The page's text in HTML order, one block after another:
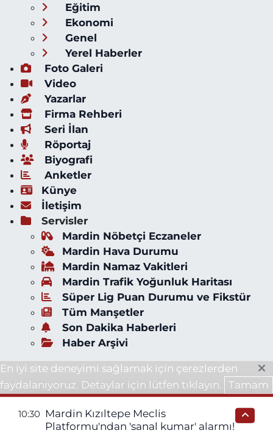
Eğitim
Ekonomi
Genel
Yerel Haberler
Foto Galeri
Video
Yazarlar
Firma Rehberi
Seri İlan
Röportaj
Biyografi
Anketler
Künye
İletişim
Servisler
Mardin Nöbetçi Eczaneler
Mardin Hava Durumu
Mardin Namaz Vakitleri
Mardin Trafik Yoğunluk Haritası
Süper Lig Puan Durumu ve Fikstür
Tüm Manşetler
Son Dakika Haberleri
Haber Arşivi
En iyi site deneyimi sağlamak için çerezlerden
faydalanıyoruz. Detaylar için lütfen tıklayın.
Tamam
10:30
Mardin Kızıltepe Meclis
Platformu'ndan 'sanal kumar' alarmı!